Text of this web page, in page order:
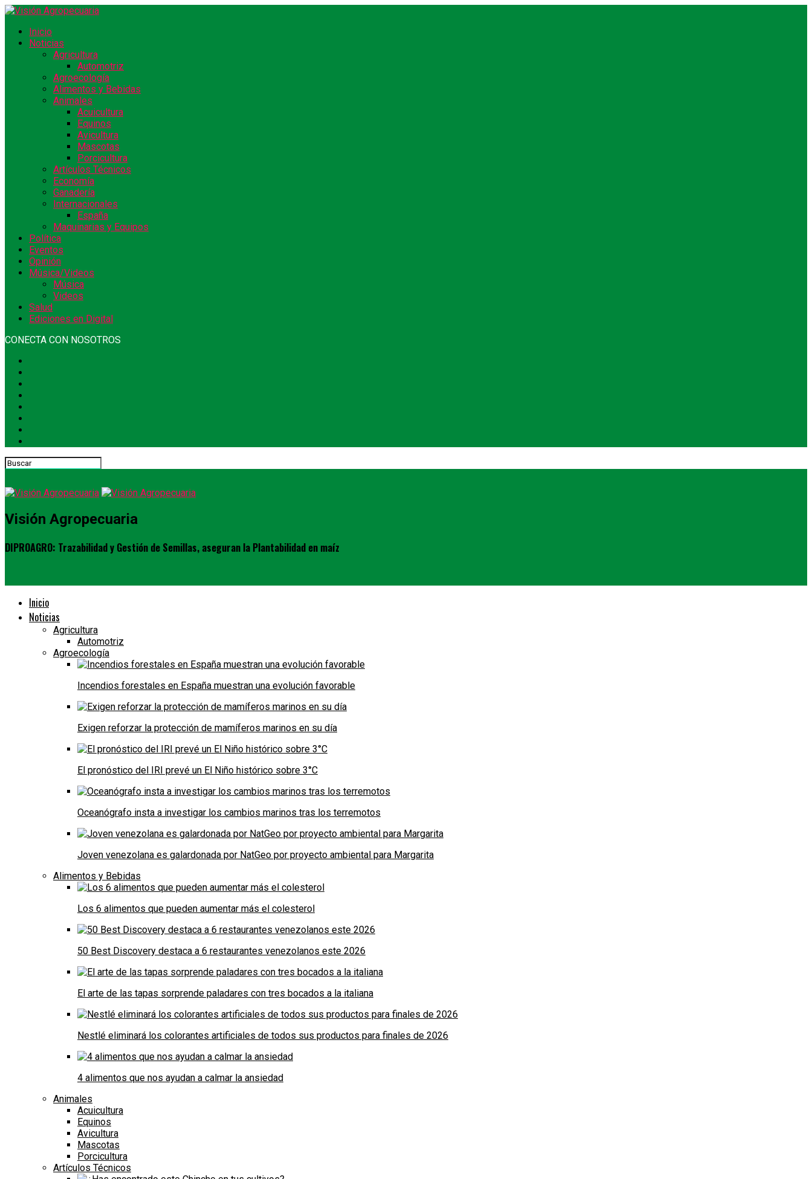
Inicio
Noticias
Agricultura
Automotriz
Agroecología
Alimentos y Bebidas
Animales
Acuicultura
Equinos
Avicultura
Mascotas
Porcicultura
Artículos Técnicos
Economía
Ganadería
Internacionales
España
Maquinarias y Equipos
Política
Eventos
Opinión
Música/Videos
Música
Videos
Salud
Ediciones en Digital
CONECTA CON NOSOTROS
Visión Agropecuaria
DIPROAGRO: Trazabilidad y Gestión de Semillas, aseguran la Plantabilidad en maíz
Inicio
Noticias
Agricultura
Automotriz
Agroecología
Incendios forestales en España muestran una evolución favorable
Exigen reforzar la protección de mamíferos marinos en su día
El pronóstico del IRI prevé un El Niño histórico sobre 3°C
Oceanógrafo insta a investigar los cambios marinos tras los terremotos
Joven venezolana es galardonada por NatGeo por proyecto ambiental para Margarita
Alimentos y Bebidas
Los 6 alimentos que pueden aumentar más el colesterol
50 Best Discovery destaca a 6 restaurantes venezolanos este 2026
El arte de las tapas sorprende paladares con tres bocados a la italiana
Nestlé eliminará los colorantes artificiales de todos sus productos para finales de 2026
4 alimentos que nos ayudan a calmar la ansiedad
Animales
Acuicultura
Equinos
Avicultura
Mascotas
Porcicultura
Artículos Técnicos